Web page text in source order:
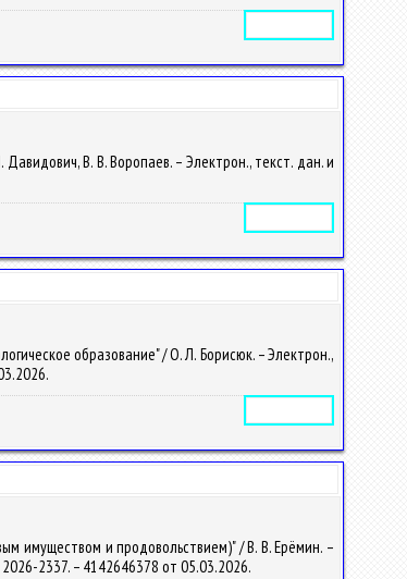
В. В. Воропаев. – Электрон., текст. дан. и
образование" / О. Л. Борисюк. – Электрон.,
имуществом и продовольствием)" / В. В. Ерёмин. –
2337. – 4142646378 от 05.03.2026.